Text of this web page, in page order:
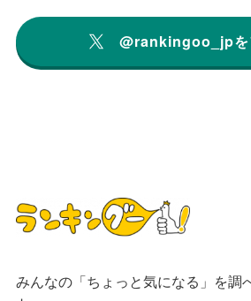
@rankingoo_jpを
みんなの「ちょっと気になる」を調